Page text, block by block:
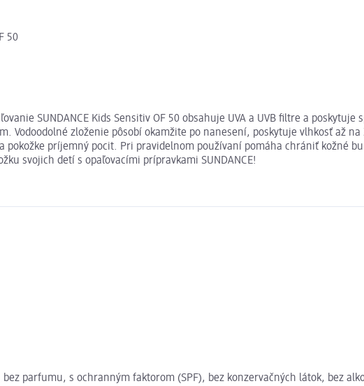
50
SUNDANCE Kids Sensitiv OF 50 obsahuje UVA a UVB filtre a
Vodoodolné zloženie pôsobí okamžite po nanesení, poskytuje vlhkosť až
pokožke príjemný pocit. Pri pravidelnom používaní pomáha chrániť kožné
svojich detí s opaľovacími prípravkami SUNDANCE!
parfumu, s ochranným faktorom (SPF), bez konzervačných látok, bez